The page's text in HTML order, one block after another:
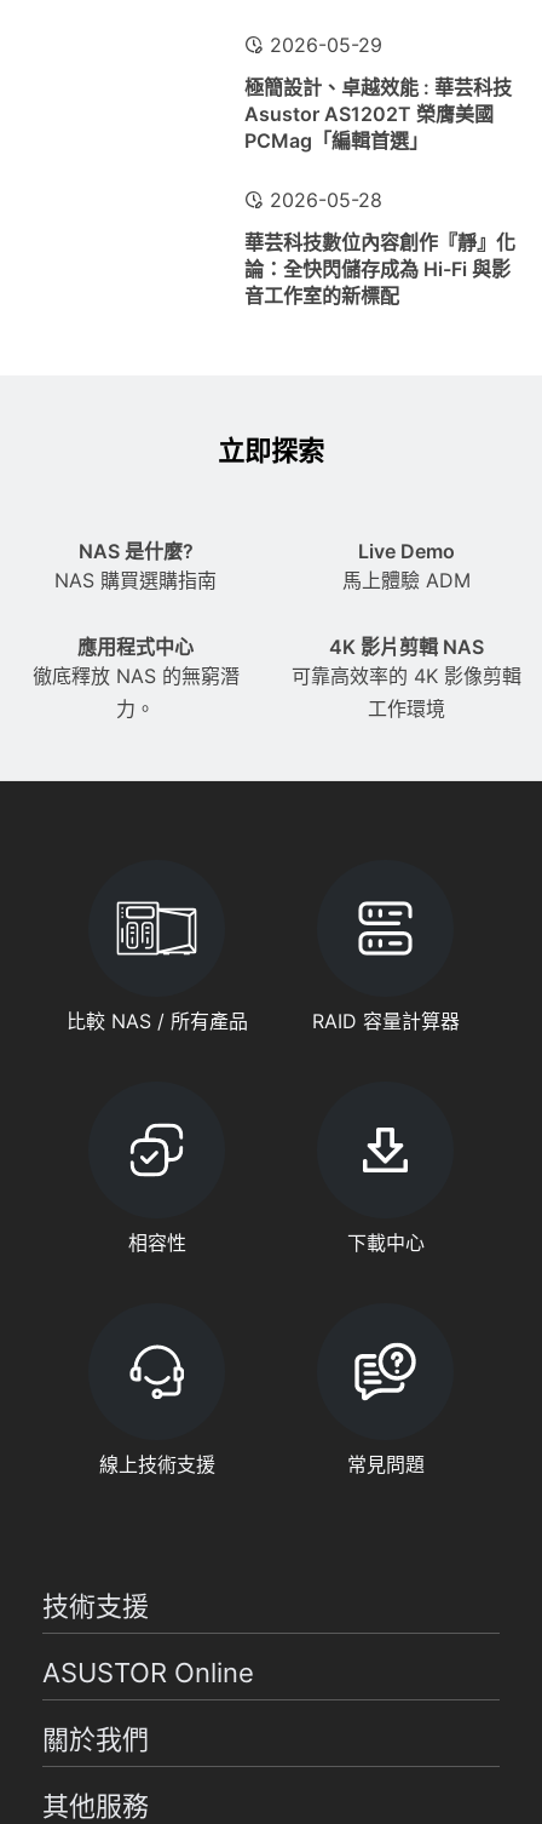
2026-05-29
極簡設計、卓越效能 : 華芸科技
Asustor AS1202T 榮膺美國
PCMag「編輯首選」
2026-05-28
華芸科技數位內容創作『靜』化
論：全快閃儲存成為 Hi-Fi 與影
音工作室的新標配
立即探索
NAS 是什麼?
NAS 購買選購指南
Live Demo
馬上體驗 ADM
應用程式中心
徹底釋放 NAS 的無窮潛
力。
4K 影片剪輯 NAS
可靠高效率的 4K 影像剪輯
工作環境
比較 NAS / 所有產品 RAID 容量計算器
相容性 下載中心
線上技術支援 常見問題
技術支援
ASUSTOR Online
關於我們
其他服務